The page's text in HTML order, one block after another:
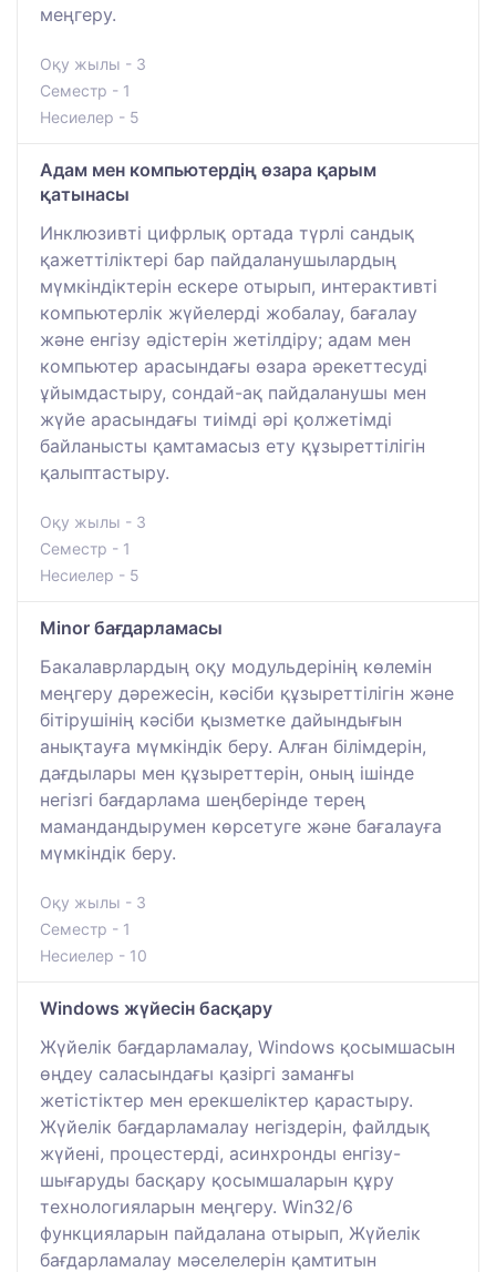
меңгеру.
Оқу жылы - 3
Семестр - 1
Несиелер - 5
Адам мен компьютердің өзара қарым
қатынасы
Инклюзивті цифрлық ортада түрлі сандық
қажеттіліктері бар пайдаланушылардың
мүмкіндіктерін ескере отырып, интерактивті
компьютерлік жүйелерді жобалау, бағалау
және енгізу әдістерін жетілдіру; адам мен
компьютер арасындағы өзара әрекеттесуді
ұйымдастыру, сондай-ақ пайдаланушы мен
жүйе арасындағы тиімді әрі қолжетімді
байланысты қамтамасыз ету құзыреттілігін
қалыптастыру.
Оқу жылы - 3
Семестр - 1
Несиелер - 5
Minor бағдарламасы
Бакалаврлардың оқу модульдерінің көлемін
меңгеру дәрежесін, кәсіби құзыреттілігін және
бітірушінің кәсіби қызметке дайындығын
анықтауға мүмкіндік беру. Алған білімдерін,
дағдылары мен құзыреттерін, оның ішінде
негізгі бағдарлама шеңберінде терең
мамандандырумен көрсетуге және бағалауға
мүмкіндік беру.
Оқу жылы - 3
Семестр - 1
Несиелер - 10
Windows жүйесін басқару
Жүйелік бағдарламалау, Windows қосымшасын
өңдеу саласындағы қазіргі заманғы
жетістіктер мен ерекшеліктер қарастыру.
Жүйелік бағдарламалау негіздерін, файлдық
жүйені, процестерді, асинхронды енгізу-
шығаруды басқару қосымшаларын құру
технологияларын меңгеру. Win32/6
функцияларын пайдалана отырып, Жүйелік
бағдарламалау мәселелерін қамтитын